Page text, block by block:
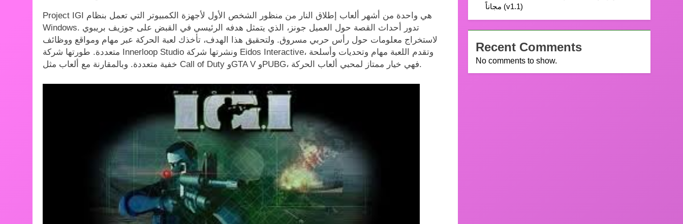
Project IGI هي واحدة من أشهر ألعاب إطلاق النار من منظور الشخص الأول لأجهزة الكمبيوتر التي تعمل بنظام
Windows. تدور أحداث القصة حول العميل جونز، الذي يتمثل هدفه الرئيسي في القبض على جوزيف بريبوي
لاستخراج معلومات حول رأس حربي مسروق. ولتحقيق هذا الهدف، تأخذك لعبة الحركة عبر مهام ومواقع ووظائف
متعددة. طورتها شركة Innerloop Studio ونشرتها شركة Eidos Interactive، وتقدم اللعبة مهام وتحديات وأسلحة
خفية متعددة. وبالمقارنة مع ألعاب مثل Call of Duty وGTA V وPUBG، فهي خيار ممتاز لمحبي ألعاب الحركة.
مجاناً (v1.1)
Recent Comments
No comments to show.